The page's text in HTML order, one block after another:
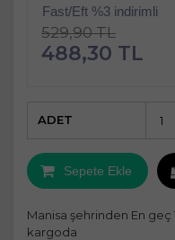
Fast/Eft %3 indirimli
529,90 TL
488,30 TL
ADET
Sepete Ekle
Manisa şehrinden En
kargoda